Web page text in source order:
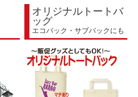
オリジナルトートバ
ッグ
エコバック・サブバックにも